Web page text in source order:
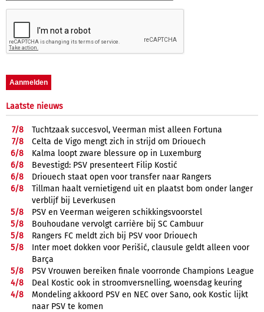
Laatste nieuws
7/8
Tuchtzaak succesvol, Veerman mist alleen Fortuna
7/8
Celta de Vigo mengt zich in strijd om Driouech
6/8
Kalma loopt zware blessure op in Luxemburg
6/8
Bevestigd: PSV presenteert Filip Kostić
6/8
Driouech staat open voor transfer naar Rangers
6/8
Tillman haalt vernietigend uit en plaatst bom onder langer
verblijf bij Leverkusen
5/8
PSV en Veerman weigeren schikkingsvoorstel
5/8
Bouhoudane vervolgt carrière bij SC Cambuur
5/8
Rangers FC meldt zich bij PSV voor Driouech
5/8
Inter moet dokken voor Perišić, clausule geldt alleen voor
Barça
5/8
PSV Vrouwen bereiken finale voorronde Champions League
4/8
Deal Kostic ook in stroomversnelling, woensdag keuring
4/8
Mondeling akkoord PSV en NEC over Sano, ook Kostic lijkt
naar PSV te komen